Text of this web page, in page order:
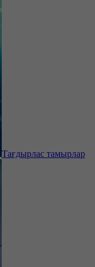
Тағдырлас тамырлар